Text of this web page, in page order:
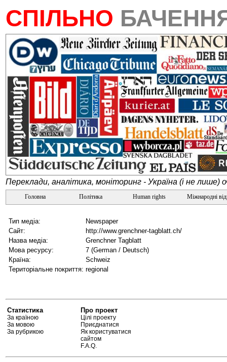
СПІЛЬНО
Переклади, аналітика, моніторинг - Україна (і не лише)
Головна Політика Human rights Міжнародні
Тип медіа:
Newspaper
Сайт:
http://www.grenchner-tagblatt.ch/
Назва медіа:
Grenchner Tagblatt
Мова ресурсу:
7 (German / Deutsch)
Країна:
Schweiz
Територіальне покриття: regional
Статистика
За країною
За мовою
За рубрикою
Про проект
Цілі проекту
Приєднатися
Як користуватися
сайтом
F.A.Q.